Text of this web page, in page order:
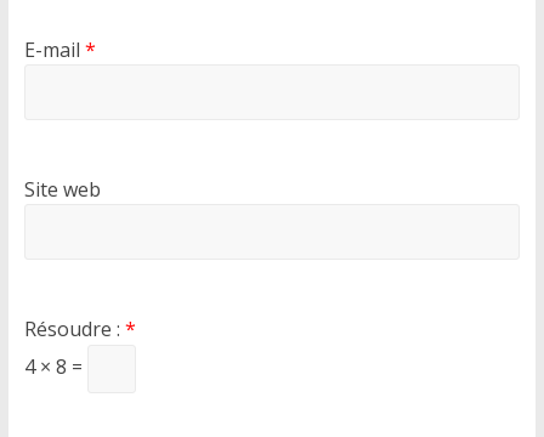
E-mail *
Site web
Résoudre : *
4 × 8 =